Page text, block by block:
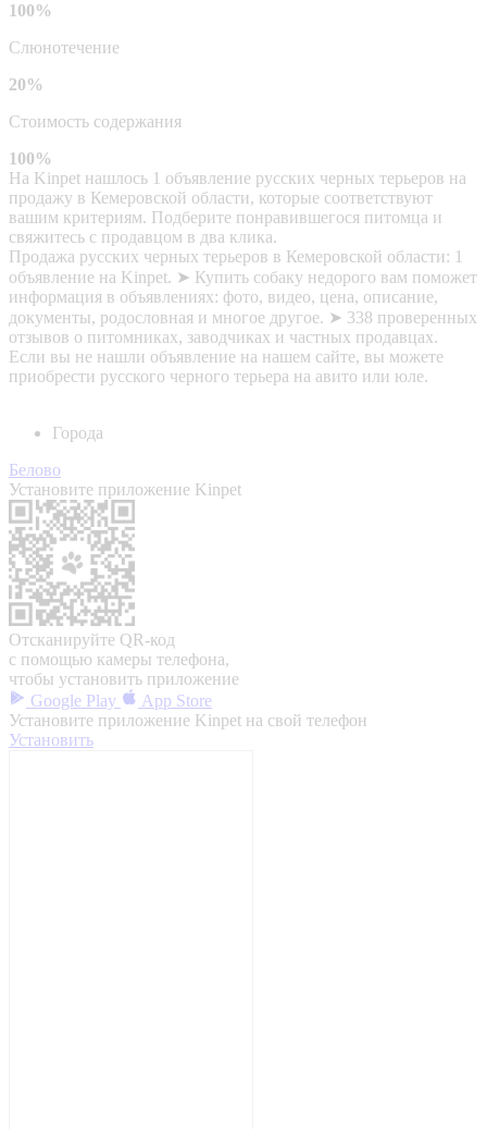
100%
Слюнотечение
20%
Стоимость содержания
100%
На Kinpet нашлось 1 объявление русских черных терьеров на
продажу в Кемеровской области, которые соответствуют
вашим критериям. Подберите понравившегося питомца и
свяжитесь с продавцом в два клика.
Продажа русских черных терьеров в Кемеровской области: 1
объявление на Kinpet. ➤ Купить собаку недорого вам поможет
информация в объявлениях: фото, видео, цена, описание,
документы, родословная и многое другое. ➤ 338 проверенных
отзывов о питомниках, заводчиках и частных продавцах.
Если вы не нашли объявление на нашем сайте, вы можете
приобрести русского черного терьера на авито или юле.
Города
Белово
Установите приложение Kinpet
Отсканируйте QR-код
с помощью камеры телефона,
чтобы установить приложение
Google Play
App Store
Установите приложение Kinpet на свой телефон
Установить